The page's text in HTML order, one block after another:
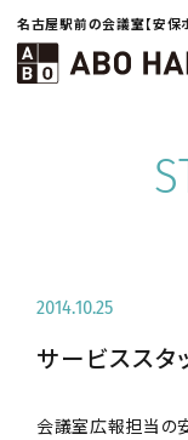
名古屋駅前の会議室【安保
サービススタ
2014.10.25
会議室広報担当の